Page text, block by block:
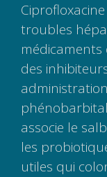
troubles
médicaments
des
associe le
les
utiles qui